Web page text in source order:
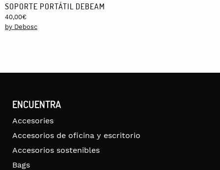
SOPORTE PORTÁTIL DEBEAM
40,00€
by Debosc
ENCUENTRA
Accesories
Accesorios de oficina y escritorio
Accesorios sostenibles
Bags